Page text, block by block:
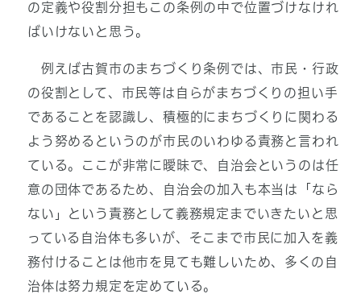
の定義や役割分担もこの条例の中で位置づけなけれ
ばいけないと思う。
例えば古賀市のまちづくり条例では、市民・行政
の役割として、市民等は自らがまちづくりの担い手
であることを認識し、積極的にまちづくりに関わる
よう努めるというのが市民のいわゆる責務と言われ
ている。ここが非常に曖昧で、自治会というのは任
意の団体であるため、自治会の加入も本当は「なら
ない」という責務として義務規定までいきたいと思
っている自治体も多いが、そこまで市民に加入を義
務付けることは他市を見ても難しいため、多くの自
治体は努力規定を定めている。